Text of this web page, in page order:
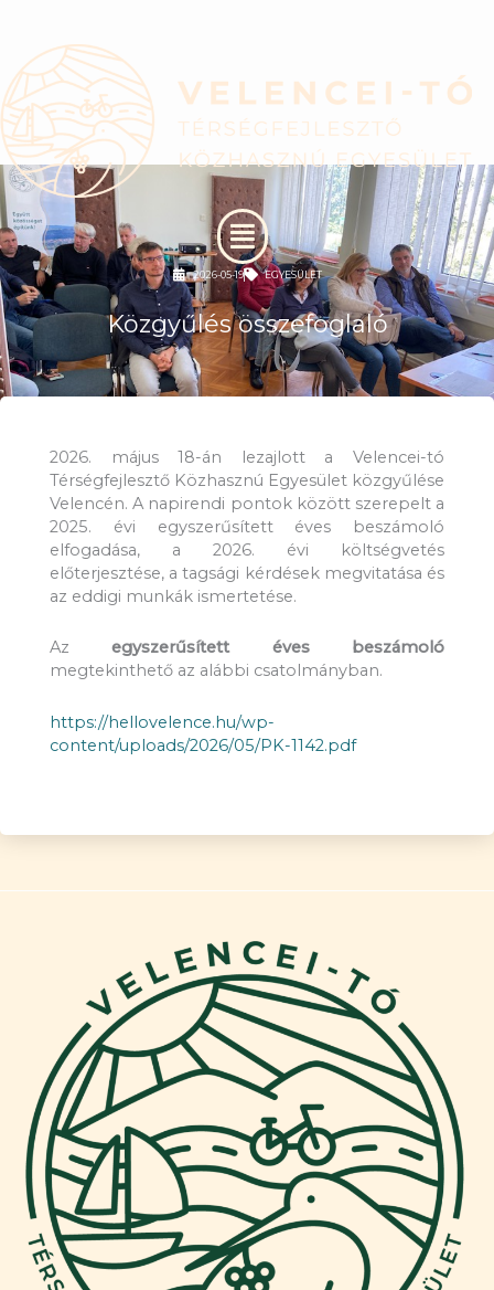
content
Menu
2026-05-19 EGYESÜLET
Közgyűlés összefoglaló
2026. május 18-án lezajlott a Velencei-tó
Térségfejlesztő Közhasznú Egyesület közgyűlése
Velencén. A napirendi pontok között szerepelt a
2025. évi egyszerűsített éves beszámoló
elfogadása, a 2026. évi költségvetés
előterjesztése, a tagsági kérdések megvitatása és
az eddigi munkák ismertetése.
Azegyszerűsített éves beszámoló
megtekinthető az alábbi csatolmányban.
https://hellovelence.hu/wp-
content/uploads/2026/05/PK-1142.pdf